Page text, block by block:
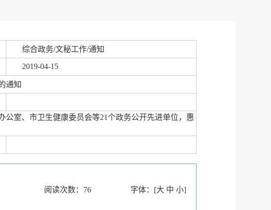
综合政务/文秘工作/通知
2019-04-15
通知
公室、市卫生健康委员会等21个政务公开先进单位，惠
阅读次数： 76 字体： [大 中 小]